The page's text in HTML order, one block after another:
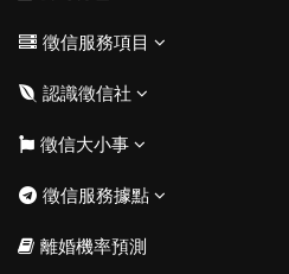
徵信服務項目
認識徵信社
徵信大小事
徵信服務據點
離婚機率預測